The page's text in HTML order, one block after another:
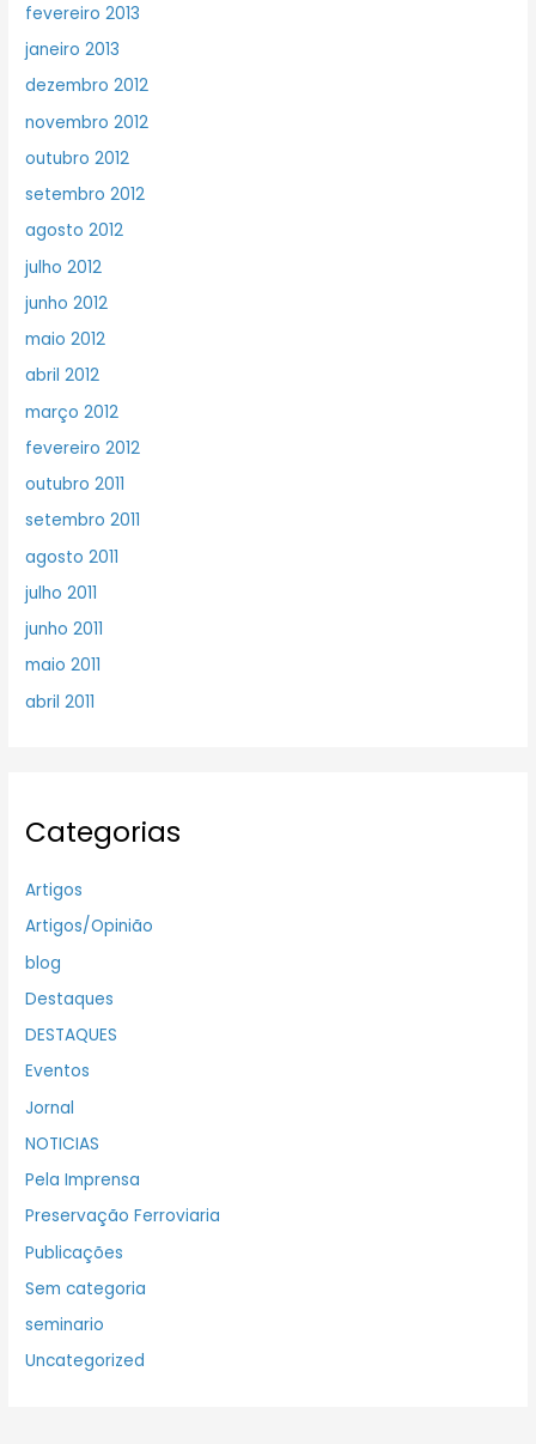
fevereiro 2013
janeiro 2013
dezembro 2012
novembro 2012
outubro 2012
setembro 2012
agosto 2012
julho 2012
junho 2012
maio 2012
abril 2012
março 2012
fevereiro 2012
outubro 2011
setembro 2011
agosto 2011
julho 2011
junho 2011
maio 2011
abril 2011
Categorias
Artigos
Artigos/Opinião
blog
Destaques
DESTAQUES
Eventos
Jornal
NOTICIAS
Pela Imprensa
Preservação Ferroviaria
Publicações
Sem categoria
seminario
Uncategorized